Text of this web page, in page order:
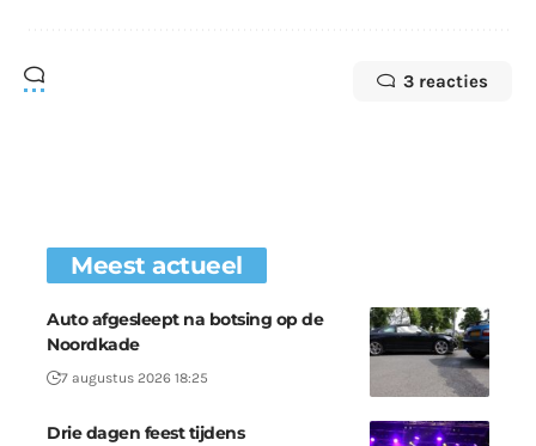
3 reacties
Meest actueel
Auto afgesleept na botsing op de
Noordkade
7 augustus 2026 18:25
Drie dagen feest tijdens